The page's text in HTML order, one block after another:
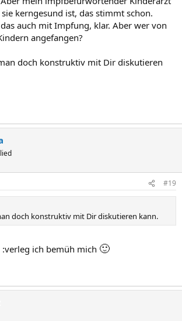
kerngesund ist, das stimmt schon.
auch mit Impfung, klar. Aber wer von
angefangen?
doch konstruktiv mit Dir diskutieren
#19
doch konstruktiv mit Dir diskutieren kann.
ich bemüh mich 🙂